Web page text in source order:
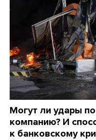
Могут ли удары
компанию? И
к банковскому